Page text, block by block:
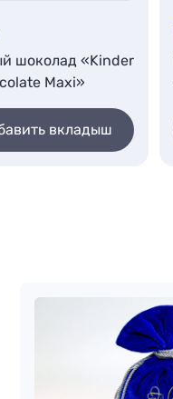
шоколад «Kinder
Maxi»
вкладыш